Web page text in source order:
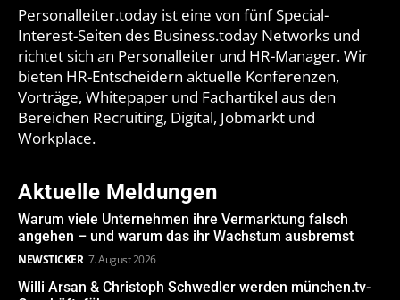
Personalleiter.today ist eine von fünf Special-
Interest-Seiten des Business.today Networks und
richtet sich an Personalleiter und HR-Manager. Wir
bieten HR-Entscheidern aktuelle Konferenzen,
Vorträge, Whitepaper und Fachartikel aus den
Bereichen Recruiting, Digital, Jobmarkt und
Workplace.
Aktuelle Meldungen
Warum viele Unternehmen ihre Vermarktung falsch
angehen – und warum das ihr Wachstum ausbremst
NEWSTICKER 7. August 2026
Willi Arsan & Christoph Schwedler werden münchen.tv-